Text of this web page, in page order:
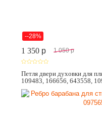
--28%
1 350 p 1 050 p
Петля двери духовки для
109483, 166656, 643558,